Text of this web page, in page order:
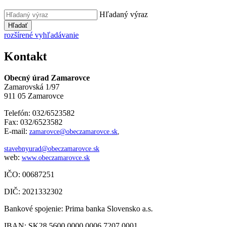
Hľadaný výraz
Hľadať
rozšírené vyhľadávanie
Kontakt
Obecný úrad Zamarovce
Zamarovská 1/97
911 05 Zamarovce
Telefón: 032/6523582
Fax: 032/6523582
E-mail: zamarovce@obeczamarovce.sk
stavebnyurad@obeczamarovce.sk
web: www.obeczamarovce.sk
IČO: 00687251
DIČ: 2021332302
Bankové spojenie: Prima banka Slovensko a.s.